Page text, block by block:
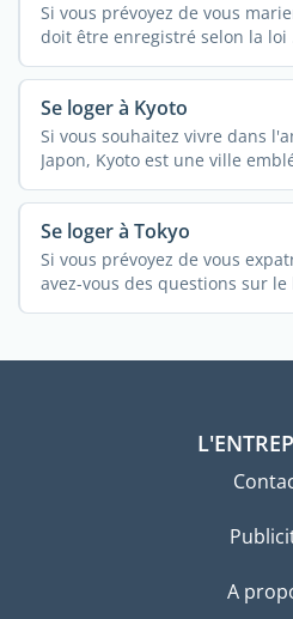
Si vous prévoyez de vous
doit être enregistré selon la loi
Se loger à Kyoto
Si vous souhaitez vivre dans
Japon, Kyoto est une ville
Se loger à Tokyo
Si vous prévoyez de vous
avez-vous des questions sur le
A